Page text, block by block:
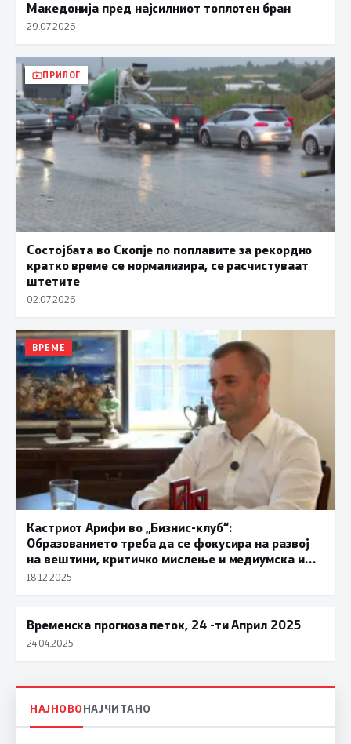
Македонија пред најсилниот топлотен бран
29.07.2026
ПРИЛОГ
Состојбата во Скопје по поплавите за рекордно
кратко време се нормализира, се расчистуваат
штетите
02.07.2026
ВРЕМЕ
Кастриот Арифи во „Бизнис-клуб“:
Образованието треба да се фокусира на развој
на вештини, критичко мислење и медиумска и
дигитална писменост
18.12.2025
ВРЕМЕ
Временска прогноза петок, 24 -ти Април 2025
24.04.2025
НАЈНОВОНАЈЧИТАНО